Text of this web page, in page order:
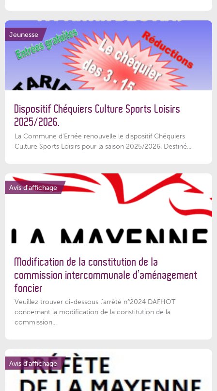
Jeunesse
Dispositif Chéquiers Culture Sports Loisirs
2025/2026.
La Commune d'Ernée renouvelle le dispositif Chéquiers
Culture Sports Loisirs pour la saison 2025/2026. Destiné...
Avis d'affichage
Modification de la constitution de la
commission intercommunale d’aménagement
foncier
Veuillez trouver ci-dessous l'arrêté n°2024 DAFHOT
concernant la modification de la constitution de la
commission...
Avis d'affichage